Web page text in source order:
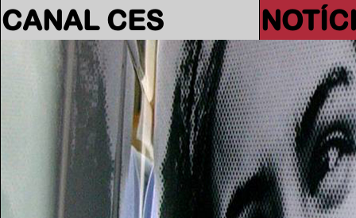
CANAL CES